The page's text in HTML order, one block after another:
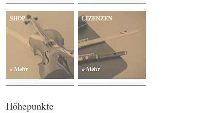
SHOP
» Mehr
LIZENZEN
» Mehr
Höhepunkte